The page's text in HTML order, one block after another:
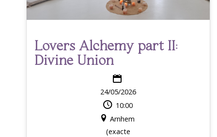
Lovers Alchemy part II:
Divine Union
24/05/2026
10:00
Arnhem
(exacte